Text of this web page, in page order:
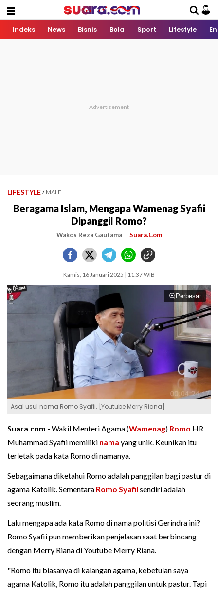
Indeks News Bisnis Bola Sport Lifestyle
LIFESTYLE / MALE
Beragama Islam, Mengapa Wamenag Syafii
Dipanggil Romo?
Wakos Reza Gautama Suara.Com
Kamis, 16 Januari 2025 | 11:37 WIB
Perbesar
Asal usul nama Romo Syafii. [Youtube Merry Riana]
Suara.com - Wakil Menteri Agama (Wamenag) Romo HR.
Muhammad Syafii memiliki nama yang unik. Keunikan itu
terletak pada kata Romo di namanya.
Sebagaimana diketahui Romo adalah panggilan bagi pastur di
agama Katolik. Sementara Romo Syafiisendiri adalah
seorang muslim.
Lalu mengapa ada kata Romo di nama politisi Gerindra ini?
Romo Syafii pun memberikan penjelasan saat berbincang
dengan Merry Riana di Youtube Merry Riana.
"Romo itu biasanya di kalangan agama, kebetulan saya
agama Katolik, Romo itu adalah panggilan untuk pastur. Tapi